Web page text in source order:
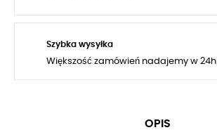
Szybka wysyłka
Większość zamówień nadajemy w 24h
OPIS